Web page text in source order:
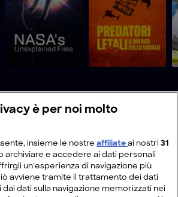
è per noi molto
insieme le nostreaffiliateai nostri31
archiviare e accedere ai dati personali
un'esperienza di navigazione più
avviene tramite il trattamento dei dati
dati sulla navigazione memorizzati nei